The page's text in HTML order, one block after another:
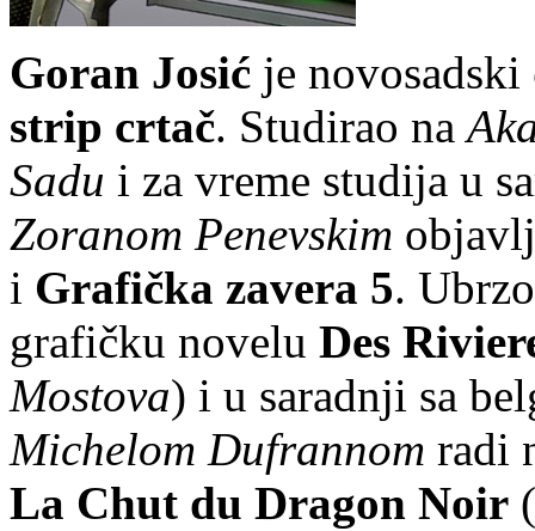
Goran Josić je novosadski
strip crtač. Studirao na
Sadu i za vreme studija u
Zoranom Penevskim
i Grafička zavera 5.
grafičku novelu Des
Mostova) i u saradnji sa
Michelom Dufrannom radi
La Chut du Dragon Noir (